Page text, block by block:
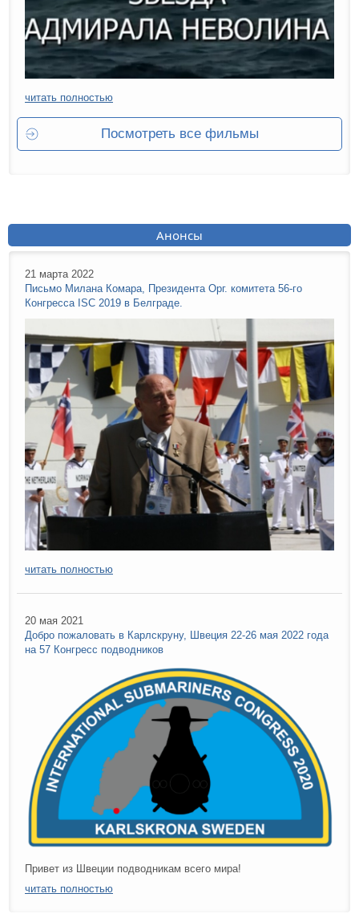
читать полностью
Посмотреть все фильмы
Анонсы
21 марта 2022
Письмо Милана Комара, Президента Орг. комитета 56-го
Конгресса ISC 2019 в Белграде.
читать полностью
20 мая 2021
Добро пожаловать в Карлскруну, Швеция 22-26 мая 2022 года
на 57 Конгресс подводников
Привет из Швеции подводникам всего мира!
читать полностью